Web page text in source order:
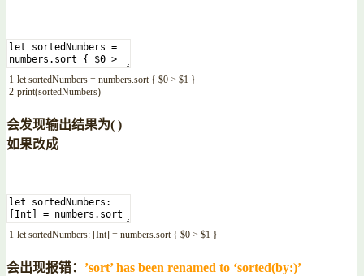
1
2
letsortedNumbers = numbers.sort { $0 > $1 }
print(sortedNumbers)
会发现输出结果为( )
如果改成
1 letsortedNumbers: [Int] = numbers.sort { $0 > $1 }
会出现报错： ’sort’ has been renamed to ‘sorted(by:)’